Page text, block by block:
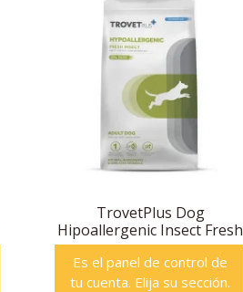
TrovetPlus Dog
Hipoallergenic Insect Fresh
Es el panel de control de
tu cuenta. Elija su sección.